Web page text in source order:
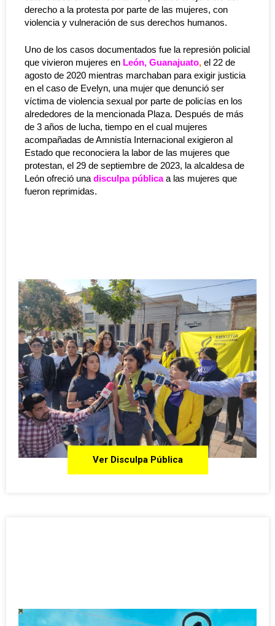
derecho a la protesta por parte de las mujeres, con
violencia y vulneración de sus derechos humanos.
Uno de los casos documentados fue la represión policial
que vivieron mujeres en León, Guanajuato, el 22 de
agosto de 2020 mientras marchaban para exigir justicia
en el caso de Evelyn, una mujer que denunció ser
víctima de violencia sexual por parte de policías en los
alrededores de la mencionada Plaza. Después de más
de 3 años de lucha, tiempo en el cual mujeres
acompañadas de Amnistía Internacional exigieron al
Estado que reconociera la labor de las mujeres que
protestan, el 29 de septiembre de 2023, la alcaldesa de
León ofreció unadisculpa pública a las mujeres que
fueron reprimidas.
Ver Disculpa Pública